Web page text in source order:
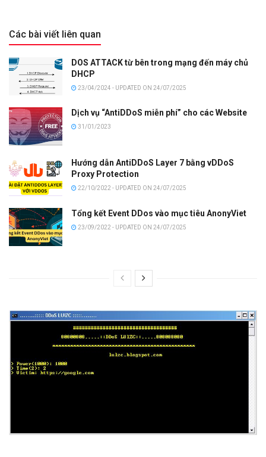
Các bài viết liên quan
DOS ATTACK từ bên trong mạng đến máy chủ
DHCP
23/04/2024 - UPDATED ON 24/07/2025
Dịch vụ “AntiDDoS miễn phí” cho các Website
31/01/2023
Hướng dẫn AntiDDoS Layer 7 bằng vDDoS
Proxy Protection
22/10/2022 - UPDATED ON 24/07/2025
Tổng kết Event DDos vào mục tiêu AnonyViet
23/09/2022 - UPDATED ON 24/07/2025